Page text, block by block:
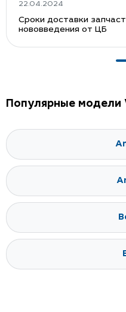
22.04.2024
Сроки доставки
нововведения от ЦБ
Популярные модели